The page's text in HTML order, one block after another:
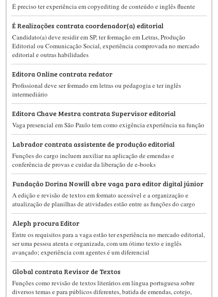
É preciso ter experiência em copyediting de conteúdo e inglês fluente
É Realizações contrata coordenador(a) editorial
Candidato(a) deve residir em SP, ter formação em Letras, Produção
Editorial ou Comunicação Social, experiência comprovada no mercado
editorial e outras habilidades
Editora Online contrata redator
Profissional deve ser formado em letras ou pedagogia e ter inglês
intermediário
Editora Chave Mestra contrata Supervisor editorial
Vaga presencial em São Paulo tem como exigência experiência na função
Labrador contrata assistente de produção editorial
Funções do cargo incluem auxiliar na aplicação de emendas e
conferência de provas e cuidar da liberação de e-books
Fundação Dorina Nowill abre vaga para editor digital júnior
A edição e revisão de textos em formato acessível e a organização e
atualização de planilhas de atividades estão entre as funções do cargo
Aleph procura Editor
Entre os requisitos para a vaga estão ter experiência no mercado editorial,
ser uma pessoa atenta e organizada, com um ótimo texto e inglês
avançado; experiência com agentes é um diferencial
Global contrata Revisor de Textos
Funções como revisão de textos literários em língua portuguesa sobre
diversos temas e para públicos diferentes, batida de emendas, cotejo,